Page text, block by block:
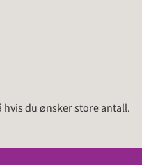
du ønsker store antall.